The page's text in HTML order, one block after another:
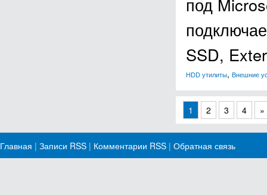
SSD,
HDD утилиты, Внешние
1 2 3 4 »
Главная | Записи RSS | Комментарии RSS | Обратная связь